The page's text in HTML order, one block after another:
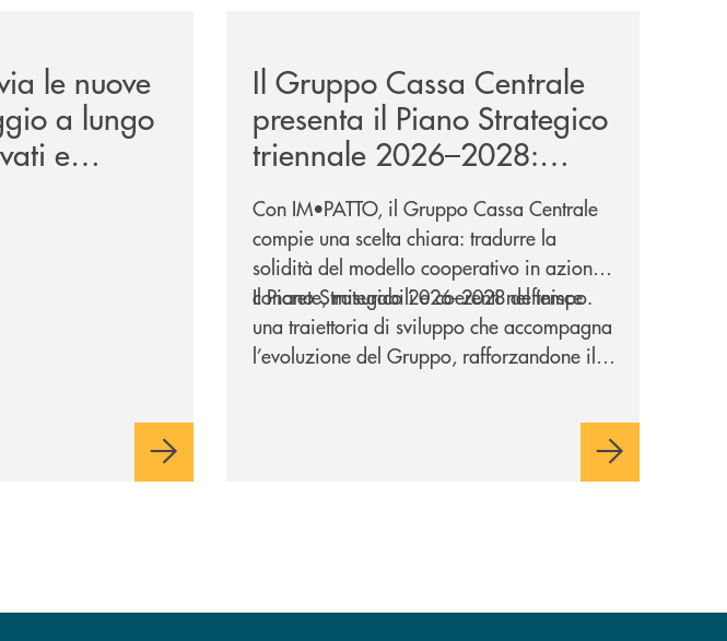
le nuove
a lungo
e
Il Gruppo Cassa Centrale
presenta il Piano Strategico
triennale 2026–2028:
Con IM•PATTO, il Gruppo Cassa Centrale
compie una scelta chiara: tradurre la
solidità del modello cooperativo in azioni
concrete, misurabili e coerenti nel tempo.
Il Piano Strategico 2026–2028 definisce
una traiettoria di sviluppo che accompagna
l’evoluzione del Gruppo, rafforzandone il
persone e ai territori.